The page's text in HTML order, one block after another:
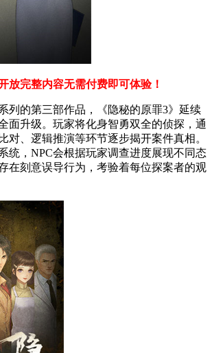
放完整内容无需付费即可体验！
列的第三部作品，《隐秘的原罪3》延续
面升级。玩家将化身智勇双全的侦探，通
对、逻辑推演等环节逐步揭开案件真相。
统，NPC会根据玩家调查进度展现不同态
在刻意误导行为，考验着每位探案者的观